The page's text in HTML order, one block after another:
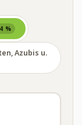
%
Azubis u.